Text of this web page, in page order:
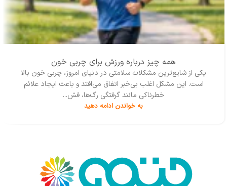
همه چیز درباره ورزش برای چربی خون
یکی از شایع‌ترین مشکلات سلامتی در دنیای امروز، چربی خون بالا
است. این مشکل اغلب بی‌خبر اتفاق می‌افتد و باعث ایجاد علائم
خطرناکی مانند گرفتگی رگ‌ها، فش...
به خواندن ادامه دهید